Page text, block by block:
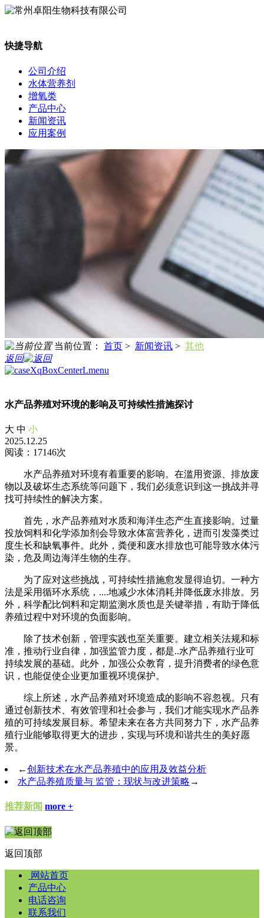
快捷导航
公司介绍
水体营养剂
增氧类
产品中心
新闻资讯
应用案例
当前位置： 首页 > 新闻资讯 > 其他
返回
水产品养殖对环境的影响及可持续性措施探讨
大 中 小
2025.12.25
阅读：17146次
水产品养殖对环境有着重要的影响。在滥用资源、排放废
物以及破坏生态系统等问题下，我们必须意识到这一挑战并寻
找可持续性的解决方案。
首先，水产品养殖对水质和海洋生态产生直接影响。过量
投放饲料和化学添加剂会导致水体富营养化，进而引发藻类过
度生长和缺氧事件。此外，粪便和废水排放也可能导致水体污
染，危及周边海洋生物的生存。
为了应对这些挑战，可持续性措施愈发显得迫切。一种方
法是采用循环水系统，....地减少水体消耗并降低废水排放。另
外，科学配比饲料和定期监测水质也是关键举措，有助于降低
养殖过程中对环境的负面影响。
除了技术创新，管理实践也至关重要。建立相关法规和标
准，推动行业自律，加强监管力度，都是..水产品养殖行业可
持续发展的基础。此外，加强公众教育，提升消费者的绿色意
识，也能促使企业更加重视环境保护。
综上所述，水产品养殖对环境造成的影响不容忽视。只有
通过创新技术、有效管理和社会参与，我们才能实现水产品养
殖的可持续发展目标。希望未来在各方共同努力下，水产品养
殖行业能够取得更大的进步，实现与环境和谐共生的美好愿
景。
←创新技术在水产品养殖中的应用及效益分析
水产品养殖质量与 监管：现状与改进策略 →
推荐新闻 more +
返回顶部
网站首页
产品中心
电话咨询
联系我们